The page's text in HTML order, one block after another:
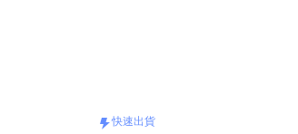
快速出貨